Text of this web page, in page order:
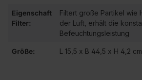
Eigenschaft
Filter:
Filtert große Partikel wie
der Luft, erhält die
Befeuchtungsleistung
Größe: L 15,5 x B 44,5 x H 4,2 cm